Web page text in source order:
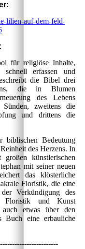
lilien-auf-dem-feld-
für religiöse Inhalte,
erfassen und
die Bibel drei
die in Blumen
des Lebens
Sünden, zweitens die
und drittens die
Bedeutung
des Herzens. In
künstlerischen
mit seiner neuen
das klösterliche
Floristik, die eine
Verkündigung des
Floristik und Kunst
auch etwas über den
Buch eine erbauliche